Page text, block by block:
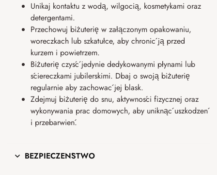
Unikaj kontaktu z wodą, wilgocią, kosmetykami oraz
detergentami.
Przechowuj biżuterię w załączonym opakowaniu,
woreczkach lub szkatułce, aby chronić ją przed
kurzem i powietrzem.
Biżuterię czyść jedynie dedykowanymi płynami lub
ściereczkami jubilerskimi. Dbaj o swoją biżuterię
regularnie aby zachować jej blask.
Zdejmuj biżuterię do snu, aktywności fizycznej oraz
wykonywania prac domowych, aby uniknąć uszkodzeń
i przebarwień.
BEZPIECZEŃSTWO